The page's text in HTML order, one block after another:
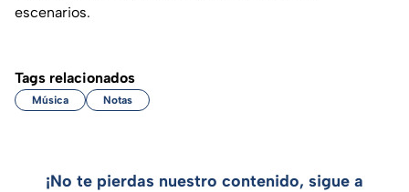
escenarios.
Tags relacionados
Música Notas
¡No te pierdas nuestro contenido, sigue a